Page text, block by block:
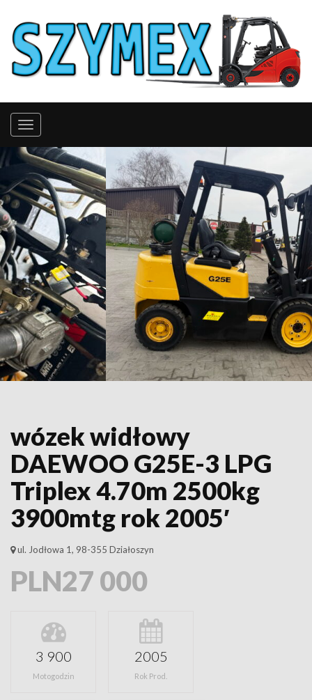
wózek widłowy
DAEWOO G25E-3 LPG
Triplex 4.70m 2500kg
3900mtg rok 2005′
ul. Jodłowa 1, 98-355 Działoszyn
PLN27 000
3 900
Motogodzin
2005
Rok Prod.